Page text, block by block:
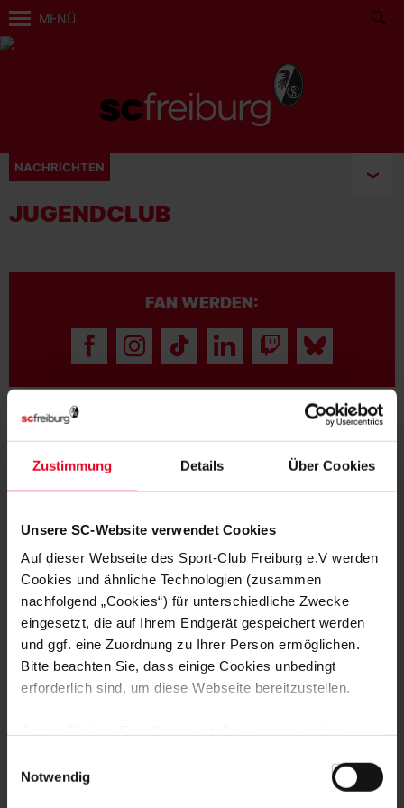
Zustimmung Details Über Cookies
Unsere SC-Website verwendet Cookies
Auf dieser Webseite des Sport-Club Freiburg e.V werden
Cookies und ähnliche Technologien (zusammen
nachfolgend „Cookies“) für unterschiedliche Zwecke
eingesetzt, die auf Ihrem Endgerät gespeichert werden
und ggf. eine Zuordnung zu Ihrer Person ermöglichen.
Bitte beachten Sie, dass einige Cookies unbedingt
erforderlich sind, um diese Webseite bereitzustellen.
Daten von Ihnen (z.B. persönlichen Identifikatoren oder
IP-Adressen) verarbeitet werden. Durch Klicken auf den
Notwendig
MENÜ
NACHRICHTEN
JUGENDCLUB
FAN WERDEN:
MITGLIED WERDEN
ZUR ANMELDUNG
NOCH FRAGEN?
0761-38551-0
NEWSLETTER